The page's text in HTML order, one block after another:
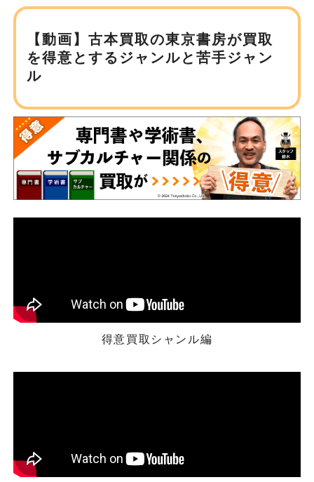
【動画】古本買取の東京書房が買取
を得意とするジャンルと苦手ジャン
ル
得意買取シャンル編